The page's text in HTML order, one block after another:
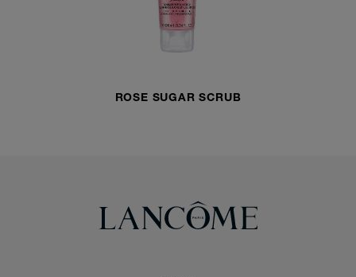
ROSE SUGAR SCRUB